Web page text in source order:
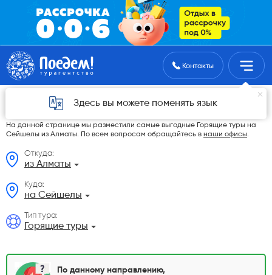
Поиск туровКонтакты
Здесь вы можете поменять язык
Горящие туры на Сейшелы из Алматы в
2026 году
На данной странице мы разместили самые выгодные Горящие туры на
Сейшелы из Алматы. По всем вопросам обращайтесь в наши офисы.
Откуда:
из Алматы
Куда:
на Сейшелы
Тип тура:
Горящие туры
По данному направлению,